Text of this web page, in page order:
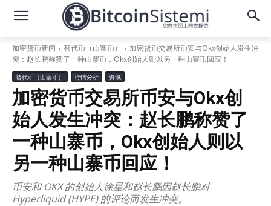
加密货币新闻 替代币（山寨币）
加密货币交易所币安与Okx创始人发生冲
突：赵长鹏称赞了一种山寨币，Okx创始人则以另一种山寨币回应！
替代币（山寨币） 行情分析 资讯
加密货币交易所币安与Okx创
始人发生冲突：赵长鹏称赞了
一种山寨币，Okx创始人则以
另一种山寨币回应！
币安和 OKX 的创始人徐星和赵长鹏因赵长鹏对
Hyperliquid (HYPE) 的评论而发生冲突。